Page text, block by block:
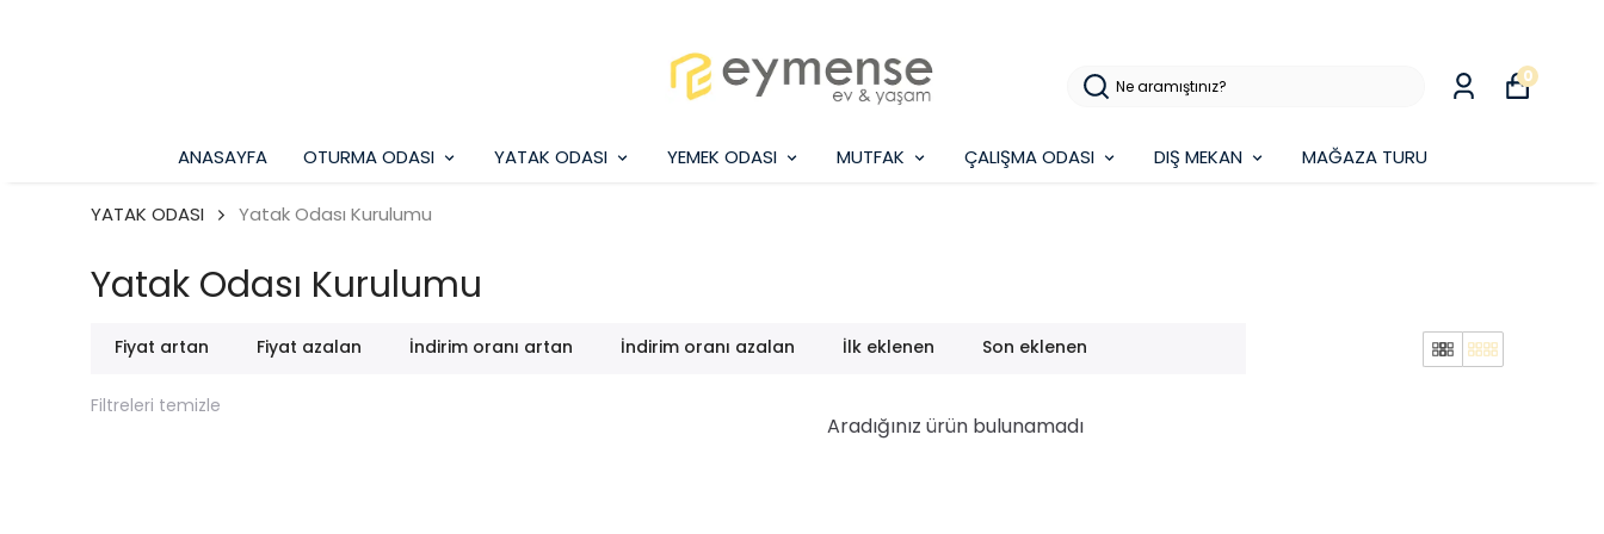
ANASAYFA OTURMA ODASI YATAK ODASI YEMEK ODASI MUTFAK ÇALIŞMA ODASI DIŞ MEKAN MAĞAZA TURU
0
YATAK ODASI Yatak Odası Kurulumu
Yatak Odası Kurulumu
Fiyat artan Fiyat azalan İndirim oranı artan İndirim oranı azalan İlk eklenen Son eklenen
Filtreleri temizle
Aradığınız ürün bulunamadı